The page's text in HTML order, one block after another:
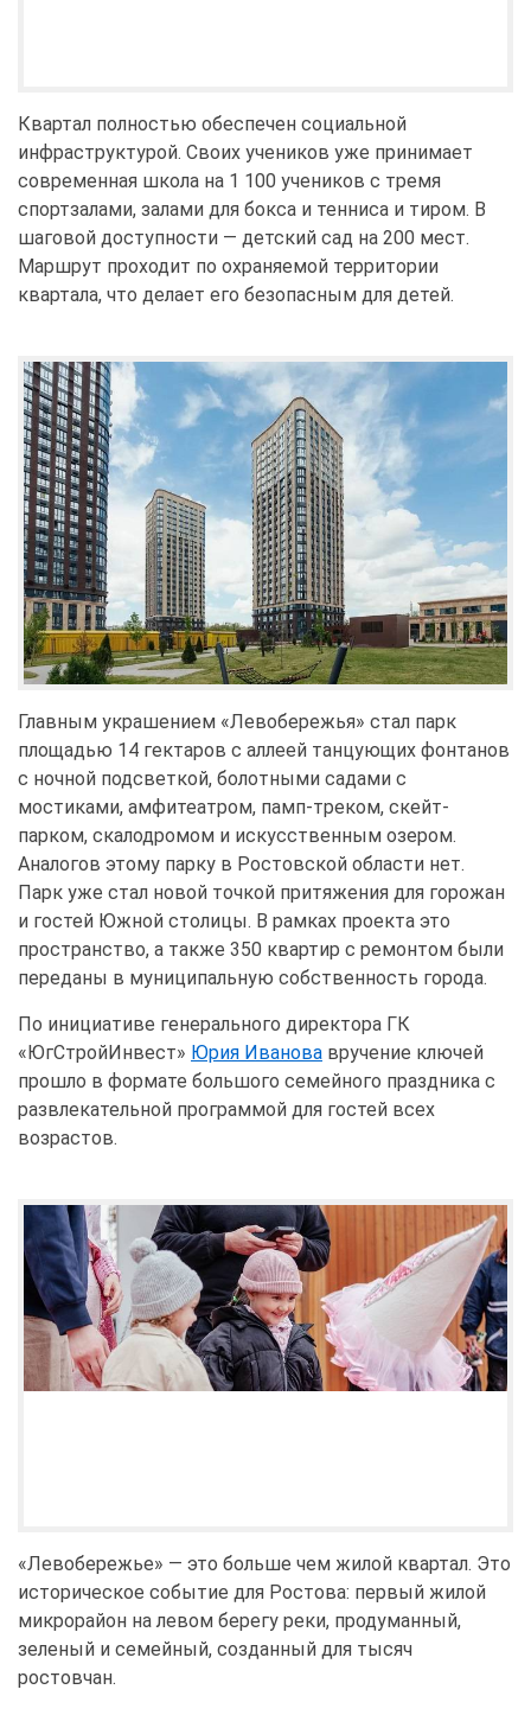
Квартал полностью обеспечен социальной
инфраструктурой. Своих учеников уже принимает
современная школа на 1 100 учеников с тремя
спортзалами, залами для бокса и тенниса и тиром. В
шаговой доступности — детский сад на 200 мест.
Маршрут проходит по охраняемой территории
квартала, что делает его безопасным для детей.
Главным украшением «Левобережья» стал парк
площадью 14 гектаров с аллеей танцующих фонтанов
с ночной подсветкой, болотными садами с
мостиками, амфитеатром, памп-треком, скейт-
парком, скалодромом и искусственным озером.
Аналогов этому парку в Ростовской области нет.
Парк уже стал новой точкой притяжения для горожан
и гостей Южной столицы. В рамках проекта это
пространство, а также 350 квартир с ремонтом были
переданы в муниципальную собственность города.
По инициативе генерального директора ГК
«ЮгСтройИнвест» Юрия Иванова вручение ключей
прошло в формате большого семейного праздника с
развлекательной программой для гостей всех
возрастов.
«Левобережье» — это больше чем жилой квартал. Это
историческое событие для Ростова: первый жилой
микрорайон на левом берегу реки, продуманный,
зеленый и семейный, созданный для тысяч
ростовчан.